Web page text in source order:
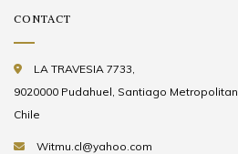
CONTACT
LA TRAVESIA 7733,
9020000 Pudahuel, Santiago Metropolitan
Chile
Witmu.cl@yahoo.com